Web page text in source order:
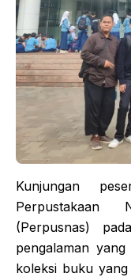
Kunjungan
Perpustakaan
(Perpusnas)
pengalaman
koleksi buku